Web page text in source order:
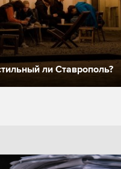
ли Ставрополь?